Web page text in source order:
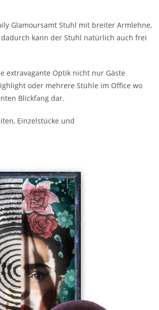
Glamoursamt Stuhl mit breiter Armlehne,
kann der Stuhl natürlich auch frei
extravagante Optik nicht nur Gäste
oder mehrere Stühle im Office wo
Blickfang dar.
Einzelstücke und